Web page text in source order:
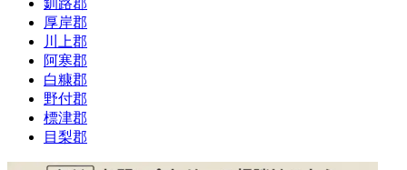
厚岸郡
川上郡
阿寒郡
白糠郡
野付郡
標津郡
目梨郡